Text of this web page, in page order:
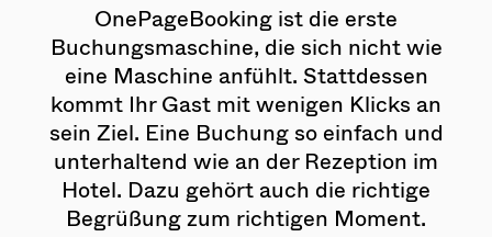
OnePageBooking ist die erste
Buchungsmaschine, die sich nicht wie
eine Maschine anfühlt. Stattdessen
kommt Ihr Gast mit wenigen Klicks an
sein Ziel. Eine Buchung so einfach und
unterhaltend wie an der Rezeption im
Hotel. Dazu gehört auch die richtige
Begrüßung zum richtigen Moment.